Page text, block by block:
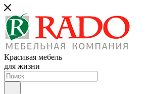
Красивая мебель
для жизни